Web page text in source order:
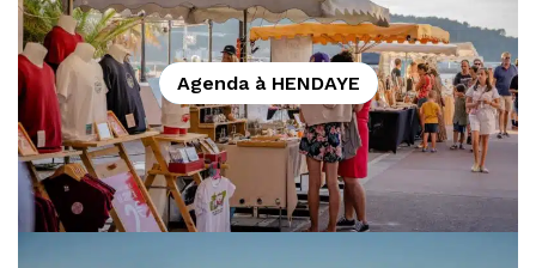
Agenda à HENDAYE